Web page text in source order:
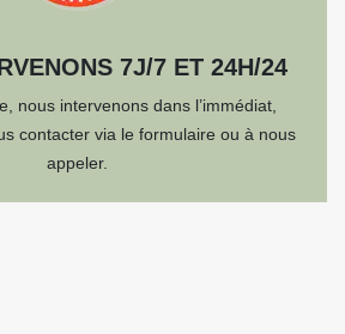
7J/7 ET 24H/24
nous intervenons dans l’immédiat,
contacter via le formulaire ou à nous
appeler.